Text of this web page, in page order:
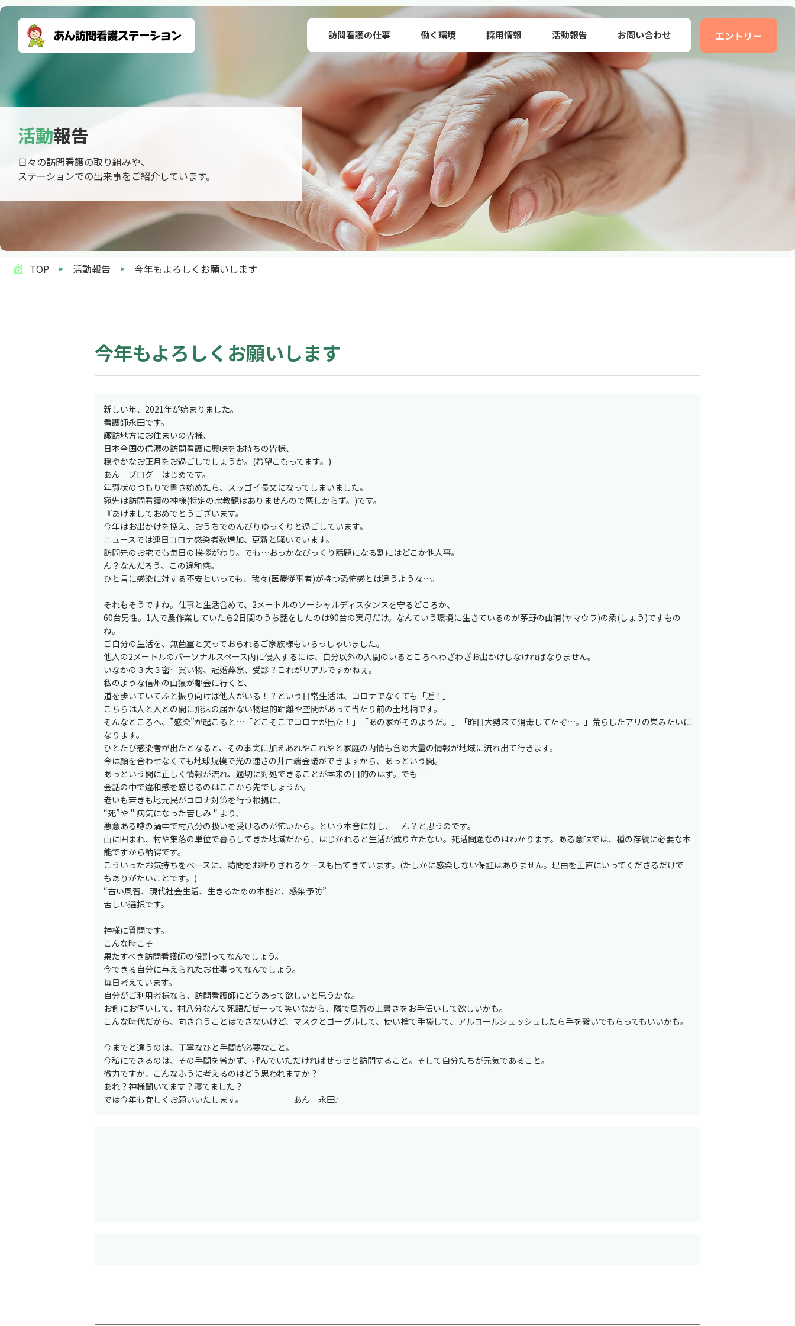
訪問看護の仕事 働く環境 採用情報 活動報告 お問い合わせ エントリー
活動報告
日々の訪問看護の取り組みや、
ステーションでの出来事をご紹介しています。
TOP 活動報告 今年もよろしくお願いします
今年もよろしくお願いします
新しい年、2021年が始まりました。
看護師永田です。
諏訪地方にお住まいの皆様、
日本全国の信濃の訪問看護に興味をお持ちの皆様、
穏やかなお正月をお過ごしでしょうか。(希望こもってます。)
あん ブログ はじめです。
年賀状のつもりで書き始めたら、スッゴイ長文になってしまいました。
宛先は訪問看護の神様(特定の宗教観はありませんので悪しからず。)です。
『あけましておめでとうございます。
今年はお出かけを控え、おうちでのんびりゆっくりと過ごしています。
ニュースでは連日コロナ感染者数増加、更新と騒いでいます。
訪問先のお宅でも毎日の挨拶がわり。でも…おっかなびっくり話題になる割にはどこか他人事。
ん？なんだろう、この違和感。
ひと言に感染に対する不安といっても、我々(医療従事者)が持つ恐怖感とは違うような…。
それもそうですね。仕事と生活含めて、2メートルのソーシャルディスタンスを守るどころか、
60台男性。1人で農作業していたら2日間のうち話をしたのは90台の実母だけ。なんていう環境に生きているのが茅野の山浦(ヤマウラ)の衆(しょう)ですもの
ね。
ご自分の生活を、無菌室と笑っておられるご家族様もいらっしゃいました。
他人の2メートルのパーソナルスペース内に侵入するには、自分以外の人間のいるところへわざわざお出かけしなければなりません。
いなかの３大３密…買い物、冠婚葬祭、受診？これがリアルですかねぇ。
私のような信州の山猿が都会に行くと、
道を歩いていてふと振り向けば他人がいる！？という日常生活は、コロナでなくても「近！」
こちらは人と人との間に飛沫の届かない物理的距離や空間があって当たり前の土地柄です。
そんなところへ、”感染”が起こると…「どこそこでコロナが出た！」「あの家がそのようだ。」「昨日大勢来て消毒してたぞ…。」荒らしたアリの巣みたいに
なります。
ひとたび感染者が出たとなると、その事実に加えあれやこれやと家庭の内情も含め大量の情報が地域に流れ出て行きます。
今は顔を合わせなくても地球規模で光の速さの井戸端会議ができますから、あっという間。
あっという間に正しく情報が流れ、適切に対処できることが本来の目的のはず。でも…
会話の中で違和感を感じるのはここから先でしょうか。
老いも若きも地元民がコロナ対策を行う根拠に、
“死”や＂病気になった苦しみ＂より、
悪意ある噂の渦中で村八分の扱いを受けるのが怖いから。という本音に対し、 ん？と思うのです。
山に囲まれ、村や集落の単位で暮らしてきた地域だから、はじかれると生活が成り立たない。死活問題なのはわかります。ある意味では、種の存続に必要な本
能ですから納得です。
こういったお気持ちをベースに、訪問をお断りされるケースも出てきています。(たしかに感染しない保証はありません。理由を正直にいってくださるだけで
もありがたいことです。)
“古い風習、現代社会生活、生きるための本能と、感染予防”
苦しい選択です。
神様に質問です。
こんな時こそ
果たすべき訪問看護師の役割ってなんでしょう。
今できる自分に与えられたお仕事ってなんでしょう。
毎日考えています。
自分がご利用者様なら、訪問看護師にどうあって欲しいと思うかな。
お側にお伺いして、村八分なんて死語だぜーって笑いながら、隣で風習の上書きをお手伝いして欲しいかも。
こんな時代だから、向き合うことはできないけど、マスクとゴーグルして、使い捨て手袋して、アルコールシュッシュしたら手を繋いでもらってもいいかも。
今までと違うのは、丁寧なひと手間が必要なこと。
今私にできるのは、その手間を省かず、呼んでいただければせっせと訪問すること。そして自分たちが元気であること。
微力ですが、こんなふうに考えるのはどう思われますか？
あれ？神様聞いてます？寝てました？
では今年も宜しくお願いいたします。 あん 永田』